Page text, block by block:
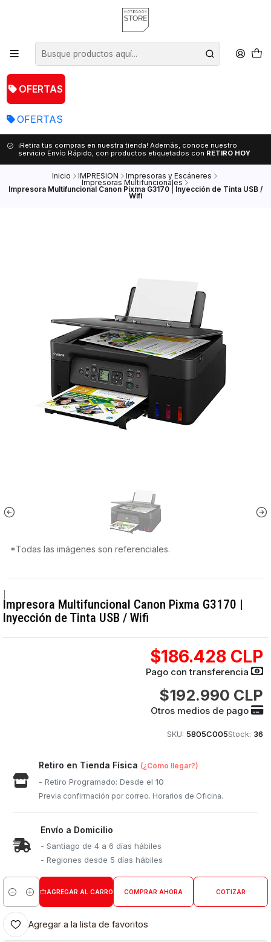
OFERTAS
OFERTAS
¡Retira tus compras en nuestra tienda! Además, conoce nuestro
servicio Envío Rápido, con productos etiquetados con RETIRO HOY
Inicio IMPRESION Impresoras y Escáneres
Impresoras Multifuncionales
Impresora Multifuncional Canon Pixma G3170 | Inyección de Tinta USB /
Wifi
*Todas las imágenes son referenciales.
Impresora Multifuncional Canon Pixma G3170 |
Inyección de Tinta USB / Wifi
$186.428 CLP
Pago con transferencia
$192.990 CLP
Otros medios de pago
SKU: 5805C005Stock: 36
Retiro en Tienda Física (¿Cómo llegar?)
- Retiro Programado: Desde el10
Previa confirmación por correo. Horarios de Oficina.
Envío a Domicilio
- Santiago de 4 a 6 días hábiles
- Regiones desde 5 días hábiles
Cantidad
AGREGAR AL CARRO COMPRAR AHORA COTIZAR
Agregar a la lista de favoritos